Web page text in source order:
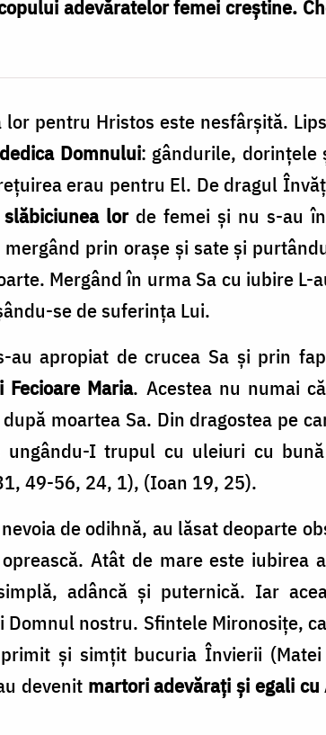
adevăratelor femei creștine.
pentru Hristos este nesfârșită.
Domnului: gândurile, dorinţele
erau pentru El. De dragul
lorde femei și nu s-au
mergând prin orașe și sate și
Mergând în urma Sa cu iubire L-
se de suferința Lui.
au apropiat de crucea Sa și prin
Maria. Acestea nu numai
moartea Sa. Din dragostea pe
I trupul cu uleiuri cu
49-56, 24, 1), (Ioan 19, 25).
de odihnă, au lăsat deoparte
Atât de mare este iubirea
adâncă și puternică. Iar
nostru. Sfintele Mironosițe,
și simțit bucuria Învierii
devenitmartori adevărați și egali cu